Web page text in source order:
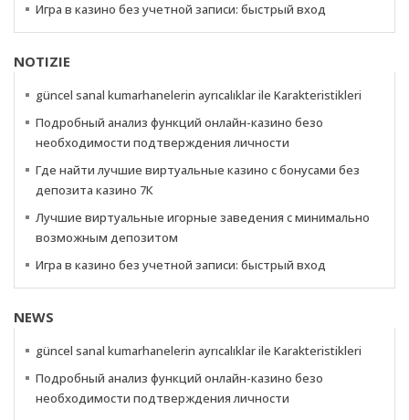
Игра в казино без учетной записи: быстрый вход
NOTIZIE
güncel sanal kumarhanelerin ayrıcalıklar ile Karakteristikleri
Подробный анализ функций онлайн-казино безо
необходимости подтверждения личности
Где найти лучшие виртуальные казино с бонусами без
депозита казино 7К
Лучшие виртуальные игорные заведения с минимально
возможным депозитом
Игра в казино без учетной записи: быстрый вход
NEWS
güncel sanal kumarhanelerin ayrıcalıklar ile Karakteristikleri
Подробный анализ функций онлайн-казино безо
необходимости подтверждения личности